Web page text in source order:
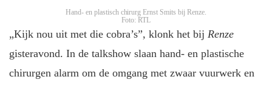
Hand- en plastisch chirurg Ernst Smits bij Renze.
Foto: RTL
„Kijk nou uit met die cobra’s”, klonk het bij Renze
gisteravond. In de talkshow slaan hand- en plastische
chirurgen alarm om de omgang met zwaar vuurwerk en